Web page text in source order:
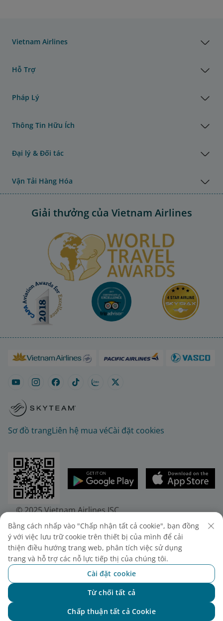
Vietnam Airlines
Hỗ Trợ
Pháp Lý
Thông Tin Hữu Ích
Đại lý & Đối tác
Vận Tải Hàng Hóa
Giải thưởng của Vietnam Airlines
Sơ đồ trangLiên hệ mua véCài đặt cookies
© 2025 Vietnam Airlines JSC
Tổng công ty Hàng không Việt Nam - CTCP. Số 200
Nguyễn Sơn, Phường Bồ Đề, Hà Nội.
Điện thoại: (+84-24) 38272289. Fax: (+84-24)
38722375
Giấy chứng nhận đăng ký doanh nghiệp, mã số
doanh nghiệp 0100107518, đăng ký lần đầu ngày
30/6/2010, đăng ký thay đổi lần thứ 10 ngày
24/7/2025, cấp bởi Sở Tài chính Thành phố Hà Nội.
Bằng cách nhấp vào "Chấp nhận tất cả cookie", bạn đồng
ý với việc lưu trữ cookie trên thiết bị của mình để cải
thiện điều hướng trang web, phân tích việc sử dụng
trang và hỗ trợ các nỗ lực tiếp thị của chúng tôi.
Cài đặt cookie
Từ chối tất cả
Chấp thuận tất cả Cookie